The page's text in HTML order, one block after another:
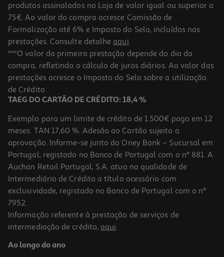
produtos assinalados na Loja de valor igual ou superior a
75€. Ao valor da compra acresce Comissão de
Formalização até 6% e Imposto do Selo, incluídos nas
prestações. Consulte detalhe aqui.
***O valor da primeira prestação depende do dia da
compra, refletindo o cálculo de juros diários. Ao valor das
prestações acresce o Imposto do Selo sobre a utilização
de Crédito.
TAEG DO CARTÃO DE CRÉDITO: 18,4 %
Exemplo para um limite de crédito de 1.500€ pago em 12
meses. TAN 17,60 %. Adesão ao Cartão sujeita a
aprovação. Informe-se junto do Oney Bank – Sucursal em
Portugal, registado no Banco de Portugal com o nº 881. A
Auchan Retail Portugal, S.A. atua na qualidade de
Intermediário de Crédito a título acessório com
exclusividade, registado no Banco de Portugal com o nº
7952.
Informação referente à prestação de serviços de
intermediação de crédito, aqui.
Ao longo do ano